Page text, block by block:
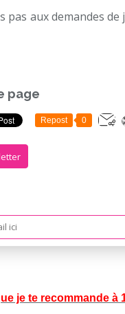
pas aux demandes
page
Repost 0
je te recommande à